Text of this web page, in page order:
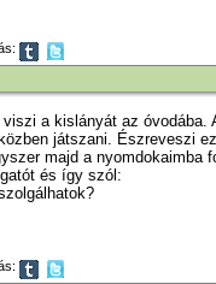
a kislányát az óvodába.
játszani. Észreveszi
majd a nyomdokaimba
és így szól: